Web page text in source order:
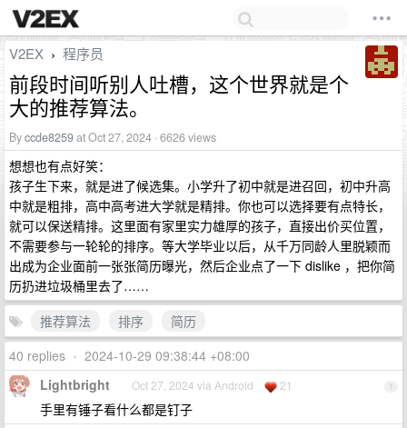
V2EX › 程序员
前段时间听别人吐槽，这个世界就是个
大的推荐算法。
Byccde8259at Oct 27, 2024 · 6626 views
想想也有点好笑：
孩子生下来，就是进了候选集。小学升了初中就是进召回，初中升高
中就是粗排，高中高考进大学就是精排。你也可以选择要有点特长，
就可以保送精排。这里面有家里实力雄厚的孩子，直接出价买位置，
不需要参与一轮轮的排序。等大学毕业以后，从千万同龄人里脱颖而
出成为企业面前一张张简历曝光，然后企业点了一下 dislike ，把你简
历扔进垃圾桶里去了……
推荐算法
排序
简历
40 replies • 2024-10-29 09:38:44 +08:00
1
Lightbright Oct 27, 2024 via Android 21
手里有锤子看什么都是钉子